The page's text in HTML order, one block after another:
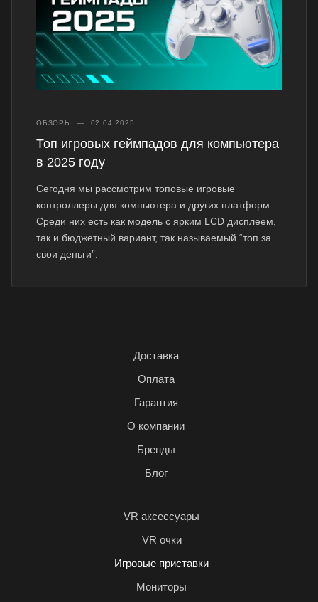
ОБЗОРЫ — 02.04.2025
Топ игровых геймпадов для компьютера
в 2025 году
Сегодня мы рассмотрим топовые игровые
контроллеры для компьютера и других платформ.
Среди них есть как модель с ярким LCD дисплеем,
так и бюджетный вариант, так называемый “топ за
свои деньги”.
Доставка
Оплата
Гарантия
О компании
Бренды
Блог
VR аксессуары
VR очки
Игровые приставки
Мониторы